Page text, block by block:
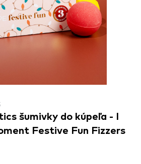
šumivky do kúpeľa - I
Festive Fun Fizzers